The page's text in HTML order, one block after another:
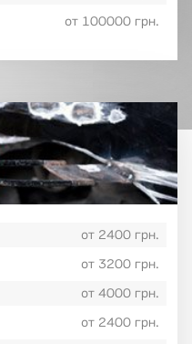
от 100000 грн.
от 2400 грн.
от 3200 грн.
от 4000 грн.
от 2400 грн.